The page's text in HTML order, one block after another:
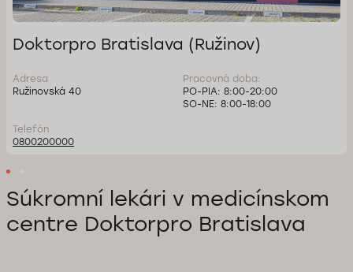
Doktorpro Bratislava (Ružinov)
Adresa
Ružinovská 40
Telefón
0800200000
Pracovná doba:
PO-PIA: 8:00-20:00
SO-NE: 8:00-18:00
Súkromní lekári v medicínskom
centre Doktorpro Bratislava